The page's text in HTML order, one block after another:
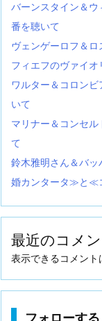
バーンスタイン＆
番を聴いて
ヴェンゲーロフ＆
フィエフのヴァイオ
ワルター＆コロン
いて
マリナー＆コンセ
て
鈴木雅明さん＆バ
婚カンタータ≫と≪
最近のコメン
表示できるコメント
フォローする